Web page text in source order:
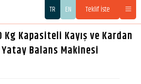
TR EN Teklif İste
Kg Kapasiteli Kayış ve Kardan
Balans Makinesi